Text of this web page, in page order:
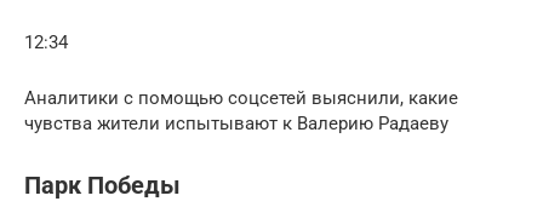
12:34
Аналитики с помощью соцсетей выяснили, какие
чувства жители испытывают к Валерию Радаеву
Парк Победы